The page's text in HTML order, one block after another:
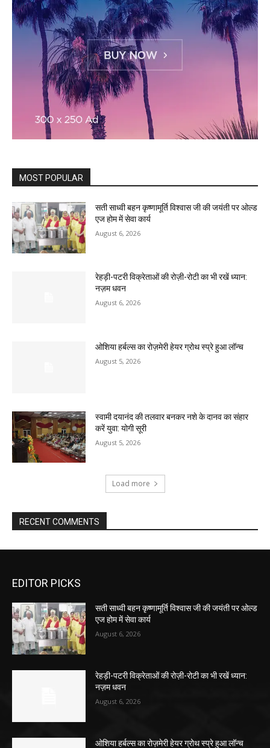
MOST POPULAR
सती साध्वी बहन कृष्णामूर्ति विश्वास जी की जयंती पर ओल्ड
एज होम में सेवा कार्य
August 6, 2026
रेहड़ी-पटरी विक्रेताओं की रोज़ी-रोटी का भी रखें ध्यान:
नज़म धवन
August 6, 2026
ओशिया हर्बल्स का रोज़मेरी हेयर ग्रोथ स्प्रे हुआ लॉन्च
August 5, 2026
स्वामी दयानंद की तलवार बनकर नशे के दानव का संहार
करें युवा: योगी सूरी
August 5, 2026
Load more
RECENT COMMENTS
EDITOR PICKS
सती साध्वी बहन कृष्णामूर्ति विश्वास जी की जयंती पर ओल्ड
एज होम में सेवा कार्य
August 6, 2026
रेहड़ी-पटरी विक्रेताओं की रोज़ी-रोटी का भी रखें ध्यान:
नज़म धवन
August 6, 2026
ओशिया हर्बल्स का रोज़मेरी हेयर ग्रोथ स्प्रे हुआ लॉन्च